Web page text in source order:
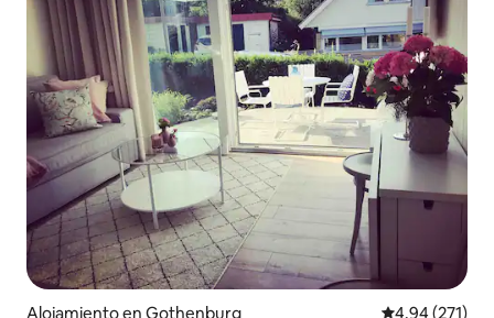
Alojamiento en Gothenburg Calificación
4.94 (271)